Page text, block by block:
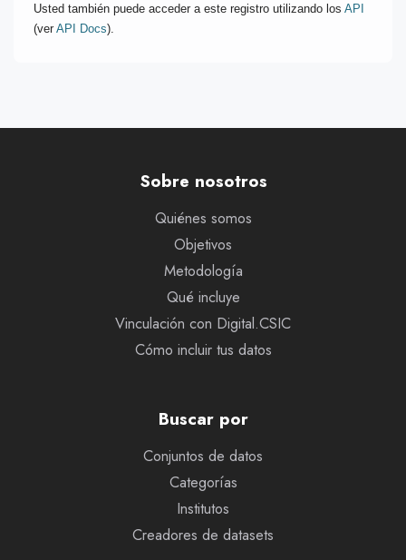
Usted también puede acceder a este registro utilizando los API
(ver API Docs).
Sobre nosotros
Quiénes somos
Objetivos
Metodología
Qué incluye
Vinculación con Digital.CSIC
Cómo incluir tus datos
Buscar por
Conjuntos de datos
Categorías
Institutos
Creadores de datasets